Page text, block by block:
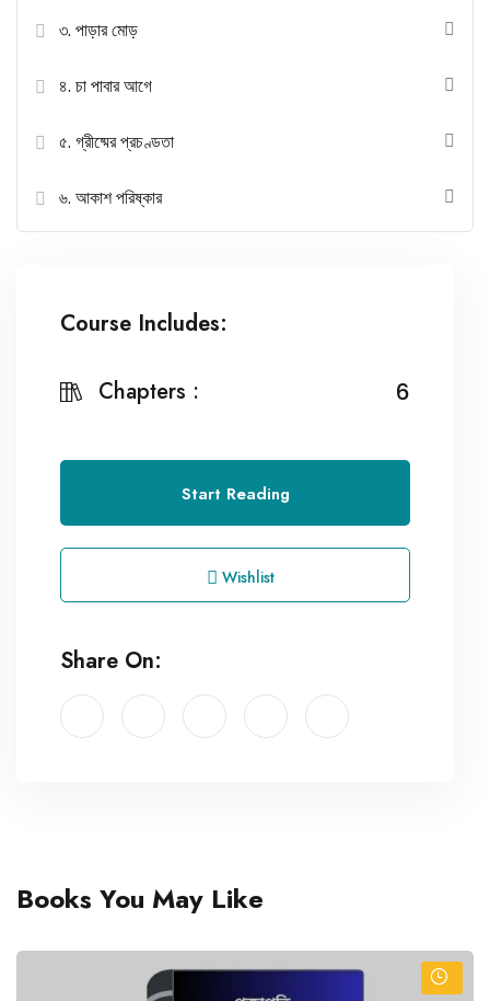
৩. পাড়ার মোড়
৪. চা পাবার আগে
৫. গ্রীষ্মের প্রচণ্ডতা
৬. আকাশ পরিষ্কার
Course Includes:
Chapters : 6
Start Reading
Wishlist
Share On:
Books You May Like